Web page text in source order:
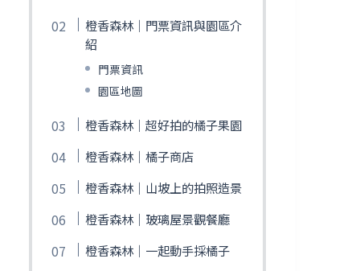
橙香森林｜門票資訊與園區介
紹
門票資訊
園區地圖
橙香森林｜超好拍的橘子果園
橙香森林｜橘子商店
橙香森林｜山坡上的拍照造景
橙香森林｜玻璃屋景觀餐廳
橙香森林｜一起動手採橘子